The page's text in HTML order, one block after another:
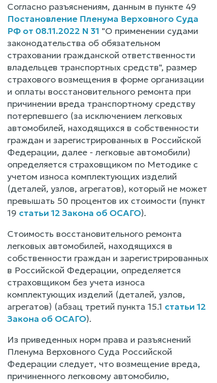
Согласно разъяснениям, данным в пункте 49
Постановление Пленума Верховного Суда
РФ от 08.11.2022 N 31 "О применении судами
законодательства об обязательном
страховании гражданской ответственности
владельцев транспортных средств", размер
страхового возмещения в форме организации
и оплаты восстановительного ремонта при
причинении вреда транспортному средству
потерпевшего (за исключением легковых
автомобилей, находящихся в собственности
граждан и зарегистрированных в Российской
Федерации, далее - легковые автомобили)
определяется страховщиком по Методике с
учетом износа комплектующих изделий
(деталей, узлов, агрегатов), который не может
превышать 50 процентов их стоимости (пункт
19 статьи 12 Закона об ОСАГО).
Стоимость восстановительного ремонта
легковых автомобилей, находящихся в
собственности граждан и зарегистрированных
в Российской Федерации, определяется
страховщиком без учета износа
комплектующих изделий (деталей, узлов,
агрегатов) (абзац третий пункта 15.1 статьи 12
Закона об ОСАГО).
Из приведенных норм права и разъяснений
Пленума Верховного Суда Российской
Федерации следует, что возмещение вреда,
причиненного легковому автомобилю,